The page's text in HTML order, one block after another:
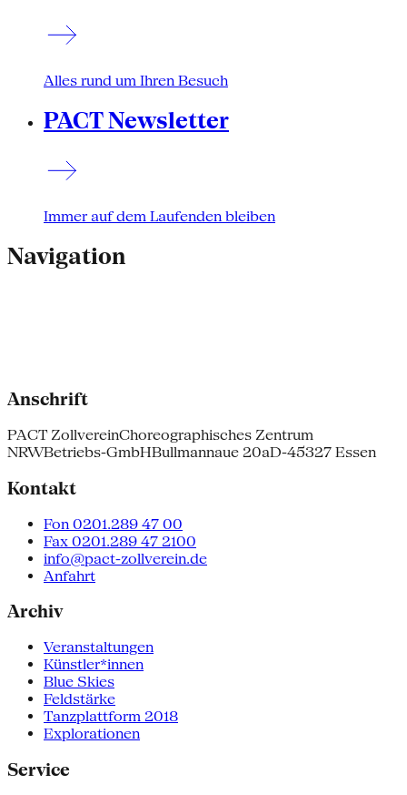
Alles rund um Ihren Besuch
PACT Newsletter
Immer auf dem Laufenden bleiben
Navigation
Anschrift
PACT ZollvereinChoreographisches Zentrum
NRWBetriebs-GmbHBullmannaue 20aD-45327 Essen
Kontakt
Fon 0201.289 47 00
Fax 0201.289 47 2100
info@pact-zollverein.de
Anfahrt
Archiv
Veranstaltungen
Künstler*innen
Blue Skies
Feldstärke
Tanzplattform 2018
Explorationen
Service